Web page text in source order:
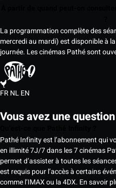
La programmation complète des
mercredi au mardi) est disponible à
journée. Les cinémas Pathé sont
FRNLEN
Vous avez une
Pathé Infinity est l’abonnement qui
en illimité 7J/7 dans les 7 cinémas
permet d’assister à toutes les
est requis pour l’accès à certains
comme l’IMAX ou la 4DX. En savoir